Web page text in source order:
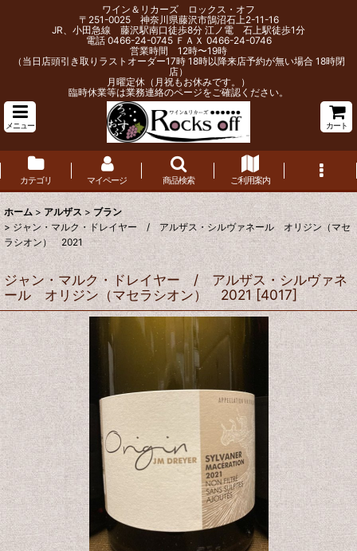
ワイン＆リカーズ ロックス・オフ
〒251-0025 神奈川県藤沢市鵠沼石上2-11-16
JR、小田急線 藤沢駅南口徒歩8分 江ノ電 石上駅徒歩1分
電話 0466-24-0745 ＦＡＸ 0466-24-0746
営業時間 12時〜19時
（当日店頭引き取りラストオーダー17時 18時以降来店予約が無い場合 18時閉
店）
月曜定休（月祝もお休みです。）
臨時休業等は業務連絡のページをご確認ください。
メニュー カート
カテゴリ マイページ 商品検索 ご利用案内
ホーム > アルザス > ブラン
> ジャン・マルク・ドレイヤー / アルザス・シルヴァネール オリジン（マセ
ラシオン） 2021
ジャン・マルク・ドレイヤー / アルザス・シルヴァネ
ール オリジン（マセラシオン） 2021 [4017]